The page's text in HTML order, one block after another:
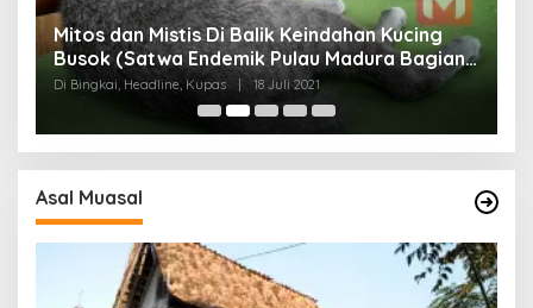
Mitos dan Mistis Di Balik Keindahan Kucing
Busok (Satwa Endemik Pulau Madura Bagian
I)
Di Bingkai, Headline, Kupas 18 Juli 2021
Asal Muasal